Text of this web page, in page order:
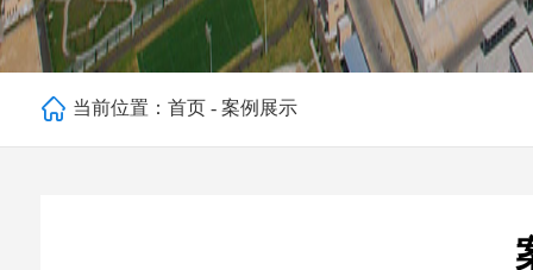
当前位置： 首页- 案例展示